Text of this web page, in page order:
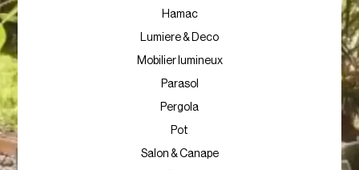
Hamac
Lumiere & Deco
Mobilier lumineux
Parasol
Pergola
Pot
Salon & Canape